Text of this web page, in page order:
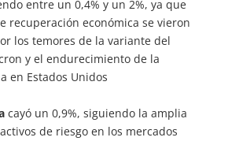
entre un 0,4% y un 2%, ya que
recuperación económica se vieron
los temores de la variante del
y el endurecimiento de la
en Estados Unidos
cayó un 0,9%, siguiendo la amplia
de riesgo en los mercados